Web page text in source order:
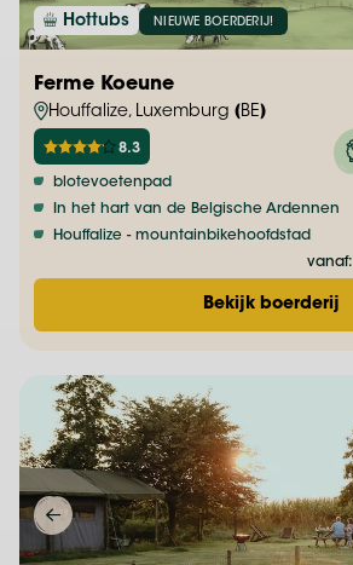
Hottubs NIEUWE BOERDERIJ!
Ferme Koeune
Houffalize, Luxemburg (BE)
8.3
blotevoetenpad
In het hart van de Belgische Ardennen
Houffalize - mountainbikehoofdstad
vanaf:
Bekijk boerderij